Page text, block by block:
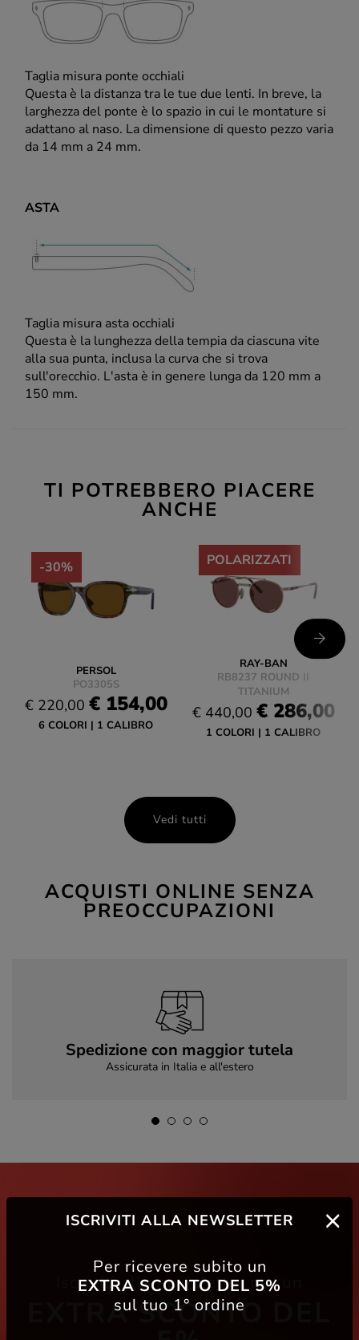
Taglia misura ponte occhiali
Questa è la distanza tra le tue due lenti. In breve, la
larghezza del ponte è lo spazio in cui le montature si
adattano al naso. La dimensione di questo pezzo varia
da 14 mm a 24 mm.
ASTA
Taglia misura asta occhiali
Questa è la lunghezza della tempia da ciascuna vite
alla sua punta, inclusa la curva che si trova
sull'orecchio. L'asta è in genere lunga da 120 mm a
150 mm.
TI POTREBBERO PIACERE
ANCHE
-30%
PERSOL
PO3305S
€ 220,00 € 154,00
6 COLORI 1 CALIBRO
-35%
POLARIZZATI
RAY-BAN
RB8237 ROUND II
TITANIUM
€ 440,00 € 286,00
1 COLORI 1 CALIBRO
Vedi tutti
ACQUISTI ONLINE SENZA
PREOCCUPAZIONI
Spedizione con maggior tutela
Assicurata in Italia e all'estero
Iscriviti alla newsletter per un
EXTRA SCONTO DEL
ISCRIVITI ALLA NEWSLETTER
Per ricevere subito un
EXTRA SCONTO DEL 5%
sul tuo 1° ordine